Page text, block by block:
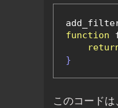
function
}
このコード